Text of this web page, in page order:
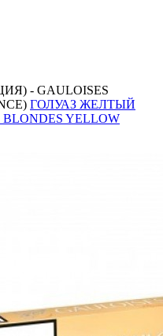
- GAULOISES
ГОЛУАЗ ЖЕЛТЫЙ
YELLOW